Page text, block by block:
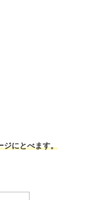
ジにとべます。